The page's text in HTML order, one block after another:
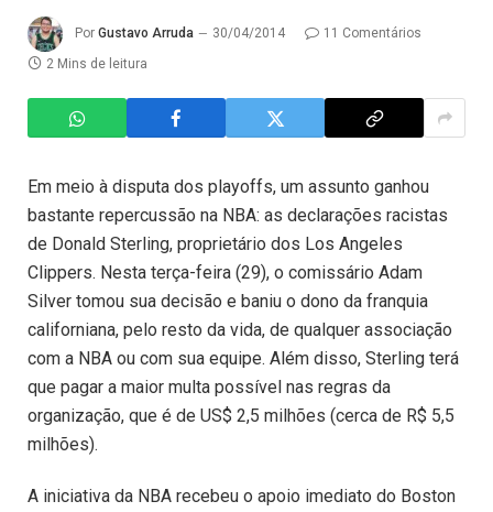
Por Gustavo Arruda 30/04/2014
11 Comentários
2 Mins de leitura
Em meio à disputa dos playoffs, um assunto ganhou
bastante repercussão na NBA: as declarações racistas
de Donald Sterling, proprietário dos Los Angeles
Clippers. Nesta terça-feira (29), o comissário Adam
Silver tomou sua decisão e baniu o dono da franquia
californiana, pelo resto da vida, de qualquer associação
com a NBA ou com sua equipe. Além disso, Sterling terá
que pagar a maior multa possível nas regras da
organização, que é de US$ 2,5 milhões (cerca de R$ 5,5
milhões).
A iniciativa da NBA recebeu o apoio imediato do Boston